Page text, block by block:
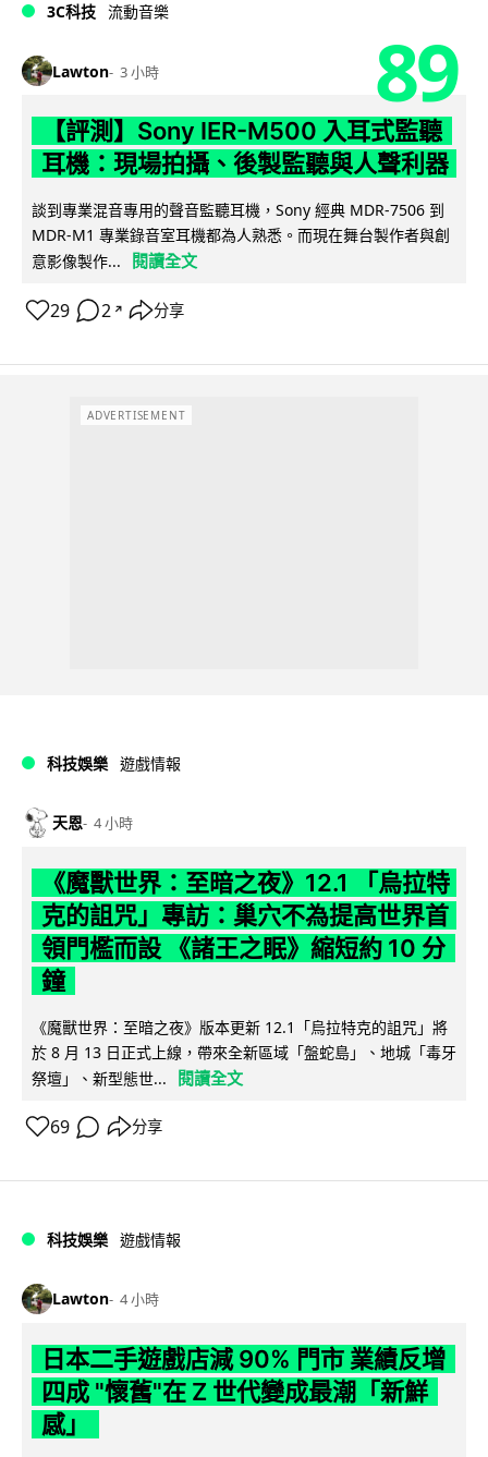
3C科技 流動音樂
Lawton 3 小時 89
【評測】Sony IER-M500 入耳式監聽
耳機：現場拍攝、後製監聽與人聲利器
談到專業混音專用的聲音監聽耳機，Sony 經典 MDR-7506 到
MDR-M1 專業錄音室耳機都為人熟悉。而現在舞台製作者與創
意影像製作...
閱讀全文
29 2 ↗ 分享
ADVERTISEMENT
科技娛樂 遊戲情報
天恩 4 小時
《魔獸世界：至暗之夜》12.1 「烏拉特
克的詛咒」專訪：巢穴不為提高世界首
領門檻而設 《諸王之眠》縮短約 10 分
鐘
《魔獸世界：至暗之夜》版本更新 12.1「烏拉特克的詛咒」將
於 8 月 13 日正式上線，帶來全新區域「盤蛇島」、地城「毒牙
祭壇」、新型態世...
閱讀全文
69 分享
科技娛樂 遊戲情報
Lawton 4 小時
日本二手遊戲店減 90% 門市 業績反增
四成 "懷舊"在 Z 世代變成最潮「新鮮
感」